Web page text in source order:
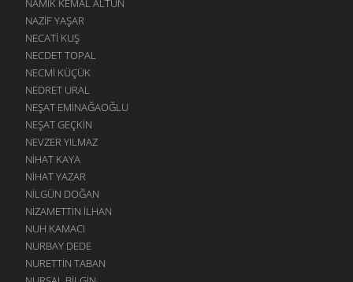
NAZIF YAŞAR
NECATI KUŞ
NECDET TOPAL
NECMI KÜÇÜK
NEDRET URAL
NEŞAT EMINAĞAOĞLU
NEŞAT GEÇKIN
NEVZER YILMAZ
NIHAT KAYA
NIHAT YAZAR
NILGÜN DOĞAN
NIZAMETTIN İLHAN
NUH KAMACI
NURBAY DEDE
NURETTIN TABAN